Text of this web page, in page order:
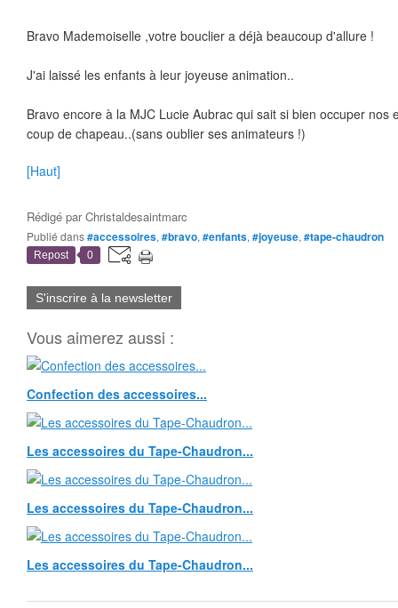
Bravo Mademoiselle ,votre bouclier a déjà beaucoup d'allure !
J'ai laissé les enfants à leur joyeuse animation..
Bravo encore à la MJC Lucie Aubrac qui sait si bien occuper nos
coup de chapeau..(sans oublier ses animateurs !)
[Haut]
Rédigé parChristaldesaintmarc
Publié dans#accessoires, #bravo, #enfants, #joyeuse, #tape-chaudron
Repost 0
S'inscrire à la newsletter
Vous aimerez aussi :
Confection des accessoires...
Les accessoires du Tape-Chaudron...
Les accessoires du Tape-Chaudron...
Les accessoires du Tape-Chaudron...